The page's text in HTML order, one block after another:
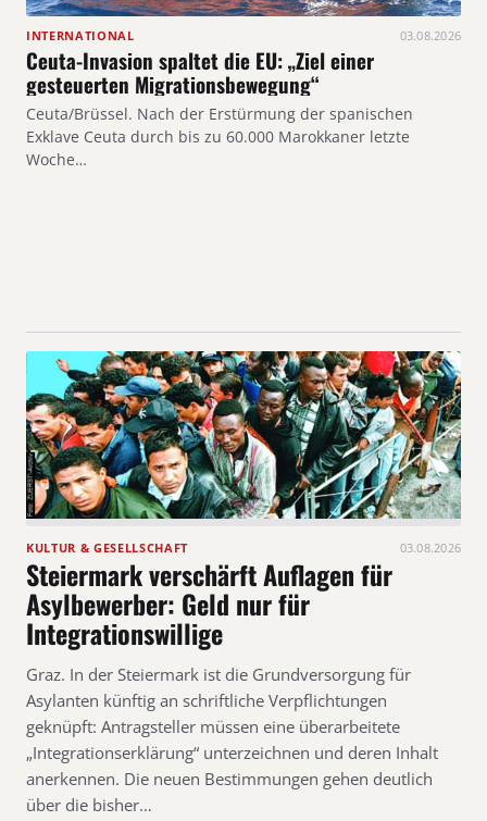
INTERNATIONAL 03.08.2026
Ceuta-Invasion spaltet die EU: „Ziel einer
gesteuerten Migrationsbewegung“
Ceuta/Brüssel. Nach der Erstürmung der spanischen
Exklave Ceuta durch bis zu 60.000 Marokkaner letzte
Woche…
KULTUR & GESELLSCHAFT 03.08.2026
Steiermark verschärft Auflagen für
Asylbewerber: Geld nur für
Integrationswillige
Graz. In der Steiermark ist die Grundversorgung für
Asylanten künftig an schriftliche Verpflichtungen
geknüpft: Antragsteller müssen eine überarbeitete
„Integrationserklärung“ unterzeichnen und deren Inhalt
anerkennen. Die neuen Bestimmungen gehen deutlich
über die bisher…